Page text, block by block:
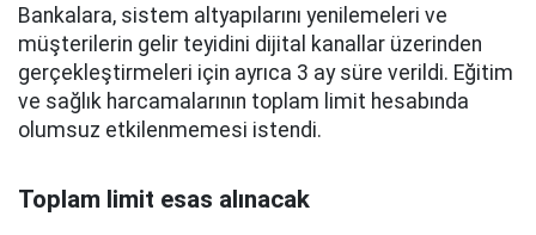
Bankalara, sistem altyapılarını yenilemeleri ve
müşterilerin gelir teyidini dijital kanallar üzerinden
gerçekleştirmeleri için ayrıca 3 ay süre verildi. Eğitim
ve sağlık harcamalarının toplam limit hesabında
olumsuz etkilenmemesi istendi.
Toplam limit esas alınacak